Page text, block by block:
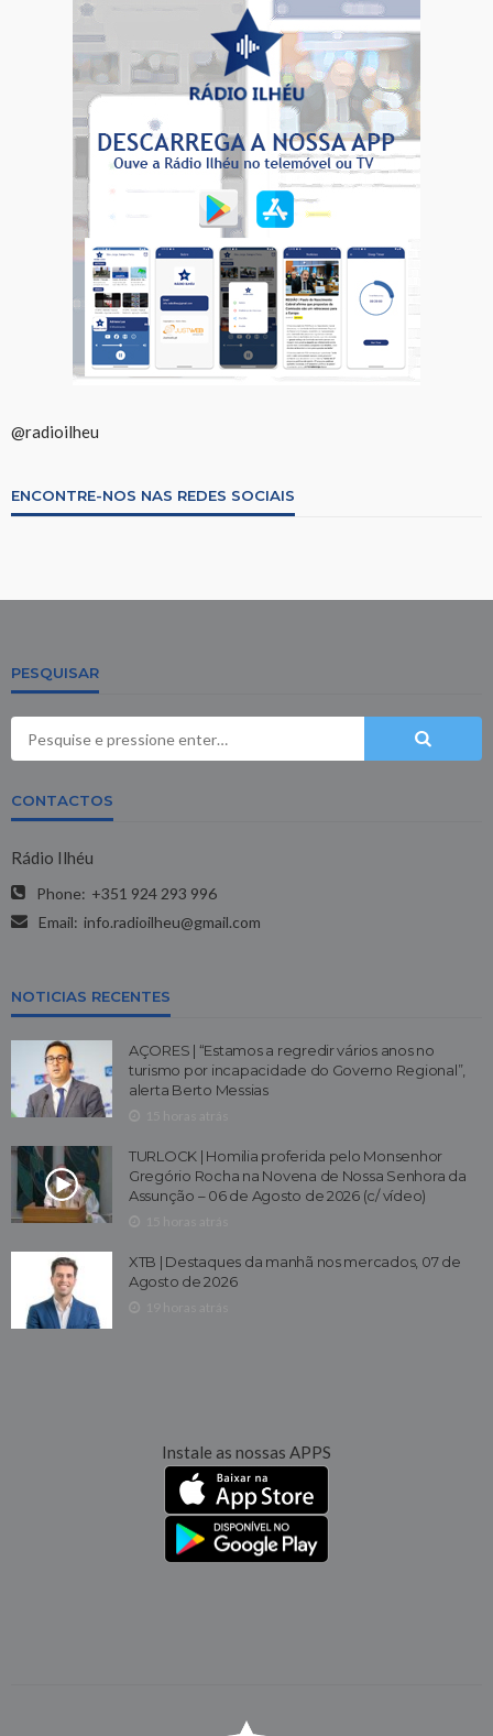
@radioilheu
ENCONTRE-NOS NAS REDES SOCIAIS
PESQUISAR
CONTACTOS
Rádio Ilhéu
Phone: +351 924 293 996
Email: info.radioilheu@gmail.com
NOTICIAS RECENTES
AÇORES | “Estamos a regredir vários anos no
turismo por incapacidade do Governo Regional”,
alerta Berto Messias
TURLOCK | Homilia proferida pelo Monsenhor
Gregório Rocha na Novena de Nossa Senhora da
Assunção – 06 de Agosto de 2026 (c/ vídeo)
XTB | Destaques da manhã nos mercados, 07 de
Agosto de 2026
Instale as nossas APPS